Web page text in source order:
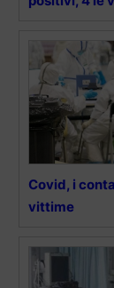
Covid, i
vittime